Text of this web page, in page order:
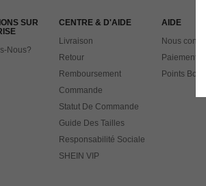
SUR
Nous?
CENTRE & D'AIDE
Livraison
Retour
Remboursement
Commande
Statut De Commande
Guide Des Tailles
Responsabilité Sociale
SHEIN VIP
AIDE
Nous
Paiement
Points Bonus